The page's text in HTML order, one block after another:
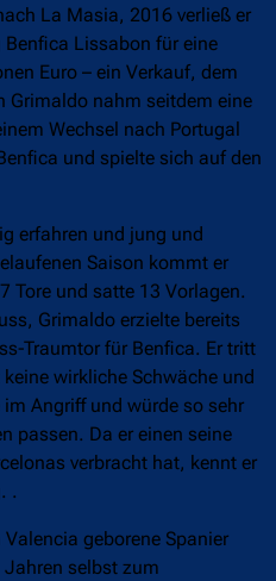
La Masia, 2016 verließ er
Lissabon für eine
Euro – ein Verkauf, dem
Grimaldo nahm seitdem eine
Wechsel nach Portugal
und spielte sich auf den
erfahren und jung und
Saison kommt er
Tore und satte 13 Vorlagen.
Grimaldo erzielte bereits
Traumtor für Benfica. Er tritt
wirkliche Schwäche und
Angriff und würde so sehr
passen. Da er einen seine
verbracht hat, kennt er
.
geborene Spanier
selbst zum